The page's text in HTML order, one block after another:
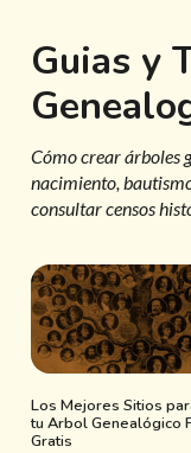
Guias y
Cómo crear árboles
nacimiento,
consultar censos
Los Mejores Sitios
tu Arbol Genealógico
Gratis